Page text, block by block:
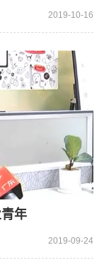
2019-10-16
年
2019-09-24